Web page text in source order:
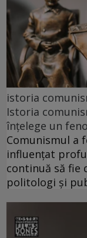
istoria
Istoria
înțelege un
Comunismul a
influențat
continuă să fie
politologi și